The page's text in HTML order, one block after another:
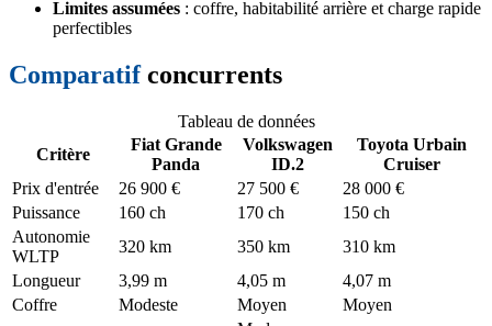
Limites assumées : coffre, habitabilité arrière et charge rapide
perfectibles
Comparatifconcurrents
Tableau de données
Critère
Fiat Grande
Panda
Volkswagen
ID.2
Toyota Urbain
Cruiser
Prix d'entrée
26 900 € 27 500 €
28 000 €
Puissance
160 ch 170 ch
150 ch
Autonomie
WLTP
320 km 350 km
310 km
Longueur
3,99 m 4,05 m
4,07 m
Coffre
Modeste Moyen
Moyen